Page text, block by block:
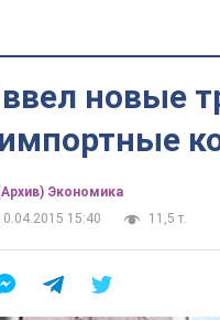
новые
Экономика
15:40
11,5 т.